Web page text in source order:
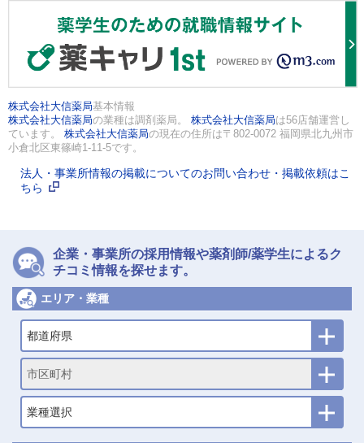
株式会社大信薬局基本情報
株式会社大信薬局の業種は調剤薬局。 株式会社大信薬局は56店舗運営し
ています。 株式会社大信薬局の現在の住所は〒802-0072 福岡県北九州市
小倉北区東篠崎1-11-5です。
法人・事業所情報の掲載についてのお問い合わせ・掲載依頼はこ
ちら
企業・事業所の採用情報や薬剤師/薬学生によるク
チコミ情報を探せます。
エリア・業種
都道府県
市区町村
業種選択